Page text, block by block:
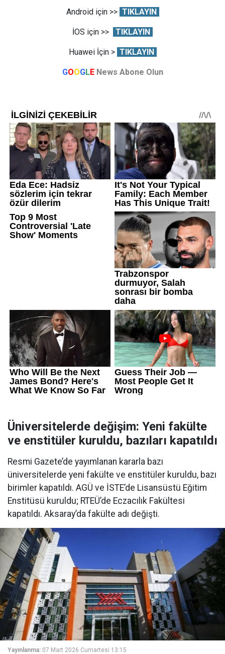
Android için >> TIKLAYIN
İOS için >> TIKLAYIN
Huawei İçin > TIKLAYIN
GOOGLE News Abone Olun
Üniversitelerde değişim: Yeni fakülte
ve enstitüler kuruldu, bazıları kapatıldı
Resmi Gazete’de yayımlanan kararla bazı
üniversitelerde yeni fakülte ve enstitüler kuruldu, bazı
birimler kapatıldı. AGÜ ve İSTE’de Lisansüstü Eğitim
Enstitüsü kuruldu; RTEÜ’de Eczacılık Fakültesi
kapatıldı. Aksaray’da fakülte adı değişti.
Yayınlanma: 07 Mart 2026 Cumartesi 13:15